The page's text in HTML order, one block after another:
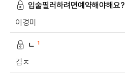
입술필러하려면예약해야해요?
이경미
ㄴ 1
김ㅈ